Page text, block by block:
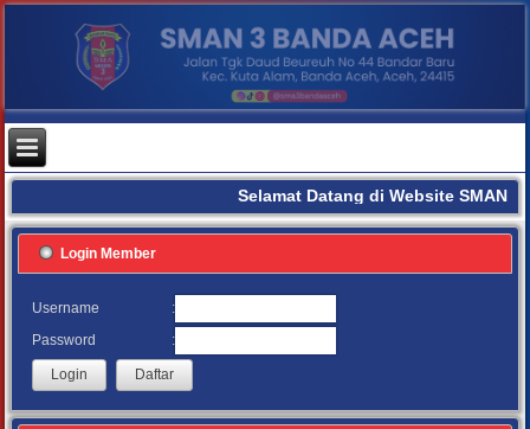
Selamat Datang di Website SMAN 3
Login Member
Username
:
Password
: